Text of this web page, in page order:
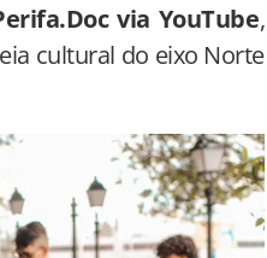
via YouTube,
cultural do eixo Norte